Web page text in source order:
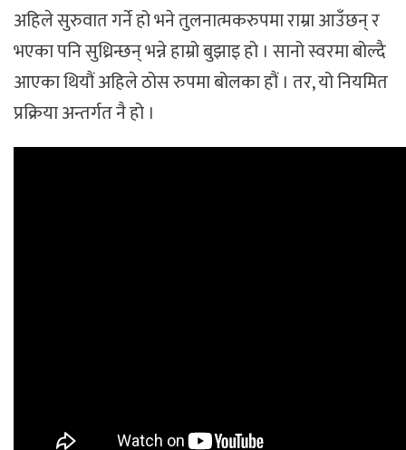
अहिले सुरुवात गर्ने हो भने तुलनात्मकरुपमा राम्रा आउँछन् र
भएका पनि सुध्रिन्छन् भन्ने हाम्रो बुझाइ हो । सानो स्वरमा बोल्दै
आएका थियौं अहिले ठोस रुपमा बोलका हौं । तर, यो नियमित
प्रक्रिया अन्तर्गत नै हो ।